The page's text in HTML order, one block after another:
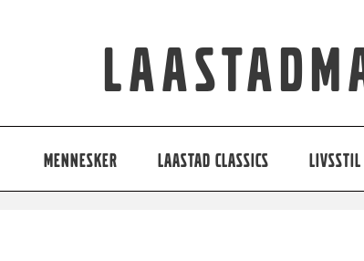
MENNESKER LAASTAD CLASSICS LIVSSTIL